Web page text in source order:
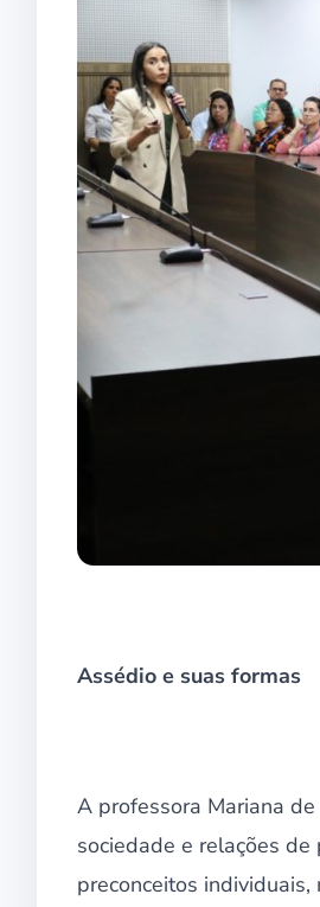
Assédio e suas formas
A professora Mariana
sociedade e relações
preconceitos